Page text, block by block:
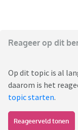
Reageer op dit
Op dit topic is al
daarom is het
topic starten.
Reageerveld tonen